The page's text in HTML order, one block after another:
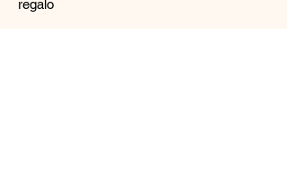
regalo